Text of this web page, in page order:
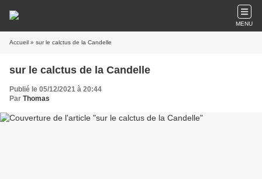
MENU
Accueil » sur le calctus de la Candelle
sur le calctus de la Candelle
Publié le 05/12/2021 à 20:44
Par Thomas